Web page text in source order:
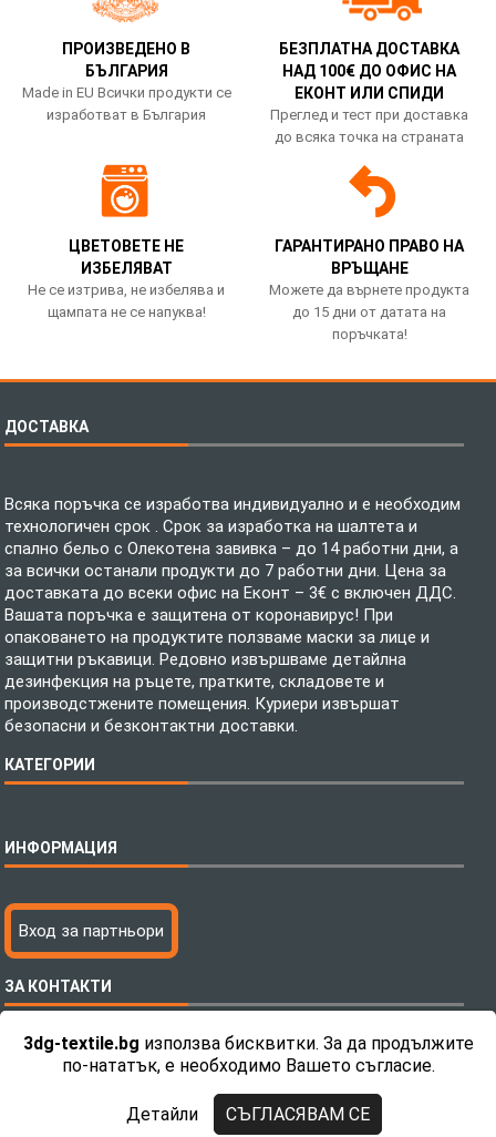
3dg-textile.bg използва бисквитки. За да продължите
по-нататък, е необходимо Вашето съгласие.
Детайли СЪГЛАСЯВАМ СЕ
ПРОИЗВЕДЕНО В
БЪЛГАРИЯ
Made in EU Всички продукти се
изработват в България
БЕЗПЛАТНА ДОСТАВКА
НАД 100€ ДО ОФИС НА
ЕКОНТ ИЛИ СПИДИ
Преглед и тест при доставка
до всяка точка на страната
ЦВЕТОВЕТЕ НЕ
ИЗБЕЛЯВАТ
Не се изтрива, не избелява и
щампата не се напуква!
ГАРАНТИРАНО ПРАВО НА
ВРЪЩАНЕ
Можете да върнете продукта
до 15 дни от датата на
поръчката!
ДОСТАВКА
Всяка поръчка се изработва индивидуално и е необходим
технологичен срок . Срок за изработка на шалтета и
спално бельо с Олекотена завивка – до 14 работни дни, а
за всички останали продукти до 7 работни дни. Цена за
доставката до всеки офис на Еконт – 3€ с включен ДДС.
Вашата поръчка е защитена от коронавирус! При
опаковането на продуктите ползваме маски за лице и
защитни ръкавици. Редовно извършваме детайлна
дезинфекция на ръцете, пратките, складовете и
производстжените помещения. Куриери извършат
безопасни и безконтактни доставки.
КАТЕГОРИИ
Бебешки спални комплекти
Тениски с пълноцветен печат
Хавлиени кърпи
Пончо за водни спортове
Микрофибърни Велурени Кърпи
Детски пончота
ИНФОРМАЦИЯ
Технология на печатане
Файлове за печат
Как да поръчам?
С какво сме различни?
Контакти
Политика за поверителност
Вход за партньори
ЗА КОНТАКТИ
Телефон:0892 26 04 34 / 0896 57 42 42